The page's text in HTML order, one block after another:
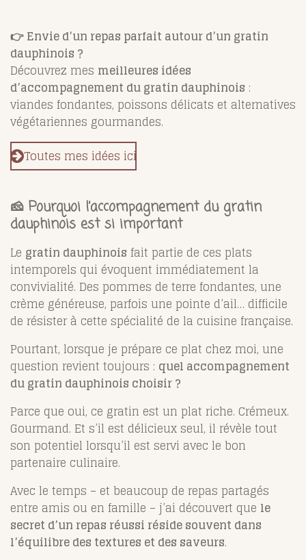
👉 Envie d’un repas parfait autour d’un gratin
dauphinois ?
Découvrez mes meilleures idées
d’accompagnement du gratin dauphinois :
viandes fondantes, poissons délicats et alternatives
végétariennes gourmandes.
Toutes mes idées ici
🧀 Pourquoi l’accompagnement du gratin
dauphinois est si important
Le gratin dauphinois fait partie de ces plats
intemporels qui évoquent immédiatement la
convivialité. Des pommes de terre fondantes, une
crème généreuse, parfois une pointe d’ail… difficile
de résister à cette spécialité de la cuisine française.
Pourtant, lorsque je prépare ce plat chez moi, une
question revient toujours : quel accompagnement
du gratin dauphinois choisir ?
Parce que oui, ce gratin est un plat riche. Crémeux.
Gourmand. Et s’il est délicieux seul, il révèle tout
son potentiel lorsqu’il est servi avec le bon
partenaire culinaire.
Avec le temps – et beaucoup de repas partagés
entre amis ou en famille – j’ai découvert que le
secret d’un repas réussi réside souvent dans
l’équilibre des textures et des saveurs.